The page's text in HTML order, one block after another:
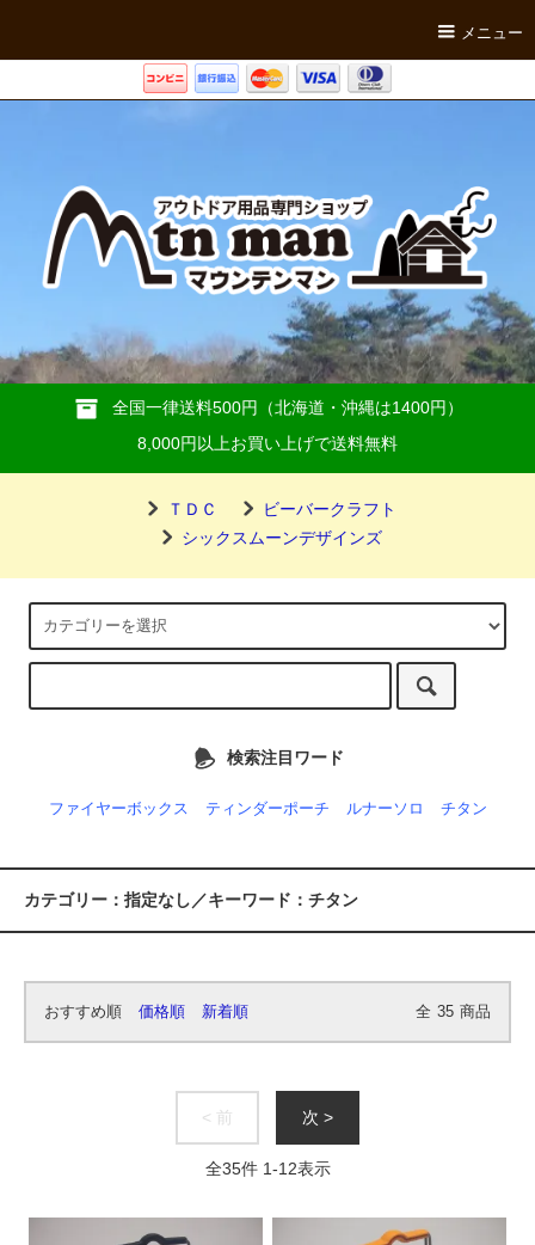
メニュー
全国一律送料500円（北海道・沖縄は1400円）
8,000円以上お買い上げで送料無料
ＴＤＣ
ビーバークラフト
シックスムーンデザインズ
検索注目ワード
ファイヤーボックス ティンダーポーチ ルナーソロ チタン
カテゴリー：指定なし／キーワード：チタン
おすすめ順 価格順 新着順 全 35 商品
< 前 次 >
全35件 1-12表示